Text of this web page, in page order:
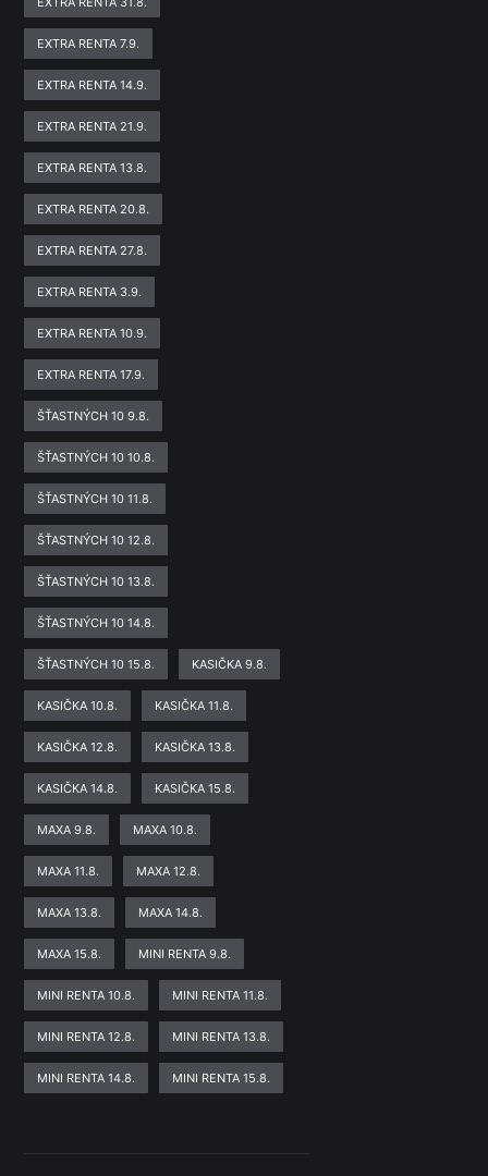
EXTRA RENTA 7.9.
EXTRA RENTA 14.9.
EXTRA RENTA 21.9.
EXTRA RENTA 13.8.
EXTRA RENTA 20.8.
EXTRA RENTA 27.8.
EXTRA RENTA 3.9.
EXTRA RENTA 10.9.
EXTRA RENTA 17.9.
ŠŤASTNÝCH 10 9.8.
ŠŤASTNÝCH 10 10.8.
ŠŤASTNÝCH 10 11.8.
ŠŤASTNÝCH 10 12.8.
ŠŤASTNÝCH 10 13.8.
ŠŤASTNÝCH 10 14.8.
ŠŤASTNÝCH 10 15.8. KASIČKA 9.8.
KASIČKA 10.8. KASIČKA 11.8.
KASIČKA 12.8. KASIČKA 13.8.
KASIČKA 14.8. KASIČKA 15.8.
MAXA 9.8. MAXA 10.8.
MAXA 11.8. MAXA 12.8.
MAXA 13.8. MAXA 14.8.
MAXA 15.8. MINI RENTA 9.8.
MINI RENTA 10.8. MINI RENTA 11.8.
MINI RENTA 12.8. MINI RENTA 13.8.
MINI RENTA 14.8. MINI RENTA 15.8.